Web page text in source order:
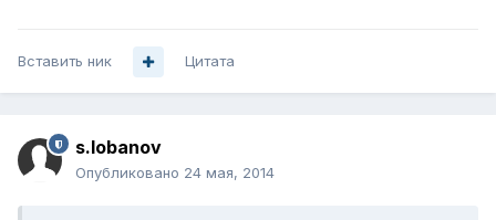
Вставить ник Цитата
s.lobanov
Опубликовано 24 мая, 2014